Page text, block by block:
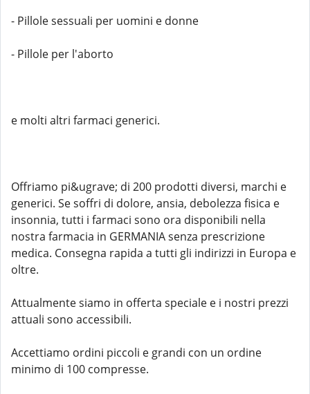
- Pillole sessuali per uomini e donne
- Pillole per l'aborto
e molti altri farmaci generici.
Offriamo pi&ugrave; di 200 prodotti diversi, marchi e
generici. Se soffri di dolore, ansia, debolezza fisica e
insonnia, tutti i farmaci sono ora disponibili nella
nostra farmacia in GERMANIA senza prescrizione
medica. Consegna rapida a tutti gli indirizzi in Europa e
oltre.
Attualmente siamo in offerta speciale e i nostri prezzi
attuali sono accessibili.
Accettiamo ordini piccoli e grandi con un ordine
minimo di 100 compresse.